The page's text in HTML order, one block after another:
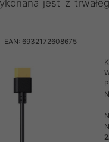
jest z
EAN: 6932172608675